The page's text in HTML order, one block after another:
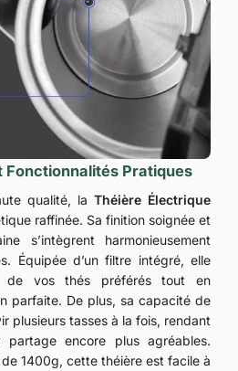
Fonctionnalités Pratiques
qualité, la Théière Électrique
raffinée. Sa finition soignée et
s’intègrent harmonieusement
Équipée d’un filtre intégré, elle
de vos thés préférés tout en
parfaite. De plus, sa capacité de
plusieurs tasses à la fois, rendant
encore plus agréables.
1400g, cette théière est facile à